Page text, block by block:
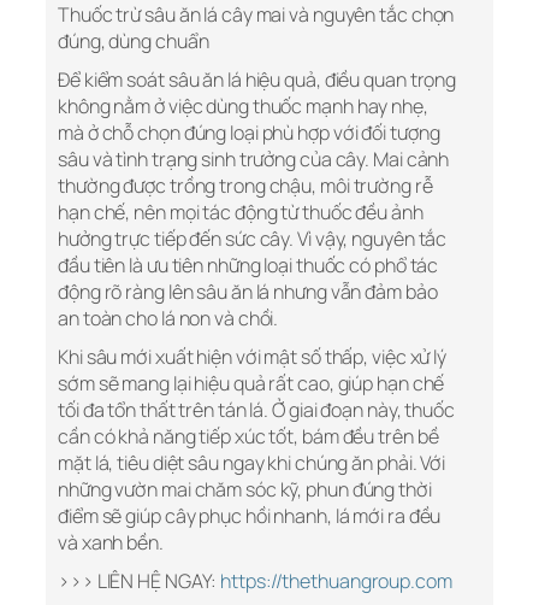
Thuốc trừ sâu ăn lá cây mai và nguyên tắc chọn
đúng, dùng chuẩn
Để kiểm soát sâu ăn lá hiệu quả, điều quan trọng
không nằm ở việc dùng thuốc mạnh hay nhẹ,
mà ở chỗ chọn đúng loại phù hợp với đối tượng
sâu và tình trạng sinh trưởng của cây. Mai cảnh
thường được trồng trong chậu, môi trường rễ
hạn chế, nên mọi tác động từ thuốc đều ảnh
hưởng trực tiếp đến sức cây. Vì vậy, nguyên tắc
đầu tiên là ưu tiên những loại thuốc có phổ tác
động rõ ràng lên sâu ăn lá nhưng vẫn đảm bảo
an toàn cho lá non và chồi.
Khi sâu mới xuất hiện với mật số thấp, việc xử lý
sớm sẽ mang lại hiệu quả rất cao, giúp hạn chế
tối đa tổn thất trên tán lá. Ở giai đoạn này, thuốc
cần có khả năng tiếp xúc tốt, bám đều trên bề
mặt lá, tiêu diệt sâu ngay khi chúng ăn phải. Với
những vườn mai chăm sóc kỹ, phun đúng thời
điểm sẽ giúp cây phục hồi nhanh, lá mới ra đều
và xanh bền.
>>> LIÊN HỆ NGAY: https://thethuangroup.com